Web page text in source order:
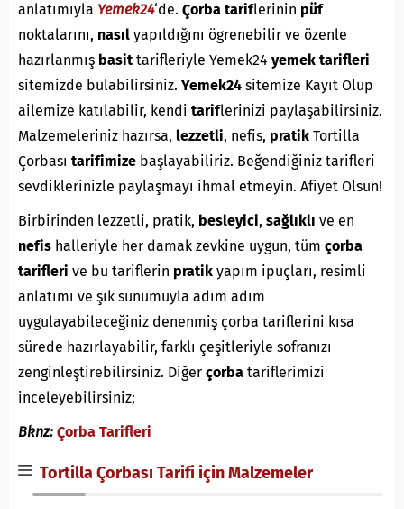
anlatımıyla Yemek24‘de. Çorba tariflerinin püf
noktalarını, nasıl yapıldığını ögrenebilir ve özenle
hazırlanmış basittarifleriyle Yemek24 yemek tarifleri
sitemizde bulabilirsiniz. Yemek24 sitemize Kayıt Olup
ailemize katılabilir, kendi tariflerinizi paylaşabilirsiniz.
Malzemeleriniz hazırsa, lezzetli, nefis, pratik Tortilla
Çorbası tarifimize başlayabiliriz. Beğendiğiniz tarifleri
sevdiklerinizle paylaşmayı ihmal etmeyin. Afiyet Olsun!
Birbirinden lezzetli, pratik, besleyici, sağlıklı ve en
nefis halleriyle her damak zevkine uygun, tüm çorba
tarifleri ve bu tariflerin pratik yapım ipuçları, resimli
anlatımı ve şık sunumuyla adım adım
uygulayabileceğiniz denenmiş çorba tariflerini kısa
sürede hazırlayabilir, farklı çeşitleriyle sofranızı
zenginleştirebilirsiniz. Diğer çorba tariflerimizi
inceleyebilirsiniz;
Bknz: Çorba Tarifleri
Tortilla Çorbası Tarifi için Malzemeler